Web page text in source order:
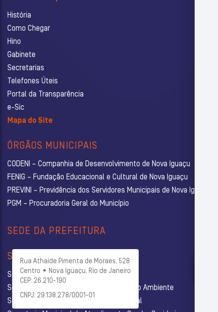
História
Como Chegar
Hino
Gabinete
Secretarias
Telefones Úteis
Portal da Transparência
e-Sic
Mapa do Site
ÓRGÃOS MUNICIPAIS
CODENI – Companhia de Desenvolvimento de Nova Iguaçu
FENIG – Fundação Educacional e Cultural de Nova Iguaçu
PREVINI – Previdência dos Servidores Municipais de Nova Iguaçu
PGM – Procuradoria Geral do Município
SEDE DA PREFEITURA
Rua Athaide Pimenta de Moraes, 528
Centro • Nova Iguaçu, Rio de Janeiro
CEP: 26.210-190
CNPJ: 29.138.278/0001-01
SECRETARIAS
Secretaria Municipal de Administração
Secretaria Municipal de Agricultura e Meio Ambiente
Secretaria Municipal de Assistência Social